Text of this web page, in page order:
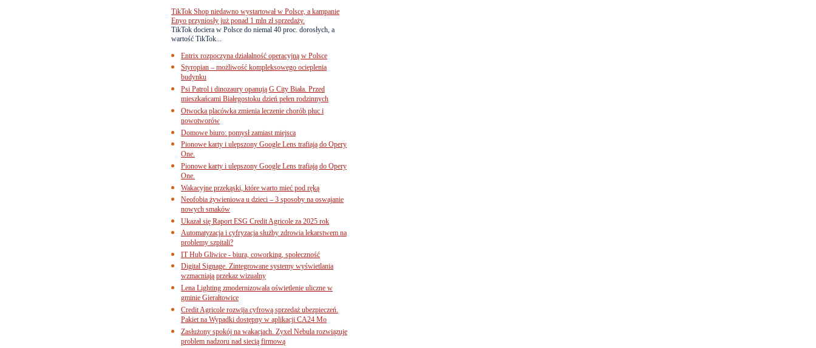
TikTok Shop niedawno wystartował w Polsce, a kampanie
Enyo przyniosły już ponad 1 mln zł sprzedaży.
TikTok dociera w Polsce do niemal 40 proc. dorosłych, a
wartość TikTok...
Entrix rozpoczyna działalność operacyjną w Polsce
Styropian – możliwość kompleksowego ocieplenia
budynku
Psi Patrol i dinozaury opanują G City Biała. Przed
mieszkańcami Białegostoku dzień pełen rodzinnych
Otwocka placówka zmienia leczenie chorób płuc i
nowotworów
Domowe biuro: pomysł zamiast miejsca
Pionowe karty i ulepszony Google Lens trafiają do Opery
One.
Pionowe karty i ulepszony Google Lens trafiają do Opery
One.
Wakacyjne przekąski, które warto mieć pod ręką
Neofobia żywieniowa u dzieci – 3 sposoby na oswajanie
nowych smaków
Ukazał się Raport ESG Credit Agricole za 2025 rok
Automatyzacja i cyfryzacja służby zdrowia lekarstwem na
problemy szpitali?
IT Hub Gliwice - biura, coworking, społeczność
Digital Signage. Zintegrowane systemy wyświetlania
wzmacniają przekaz wizualny
Lena Lighting zmodernizowała oświetlenie uliczne w
gminie Gierałtowice
Credit Agricole rozwija cyfrową sprzedaż ubezpieczeń.
Pakiet na Wypadki dostępny w aplikacji CA24 Mo
Zasłużony spokój na wakacjach. Zyxel Nebula rozwiązuje
problem nadzoru nad siecią firmową